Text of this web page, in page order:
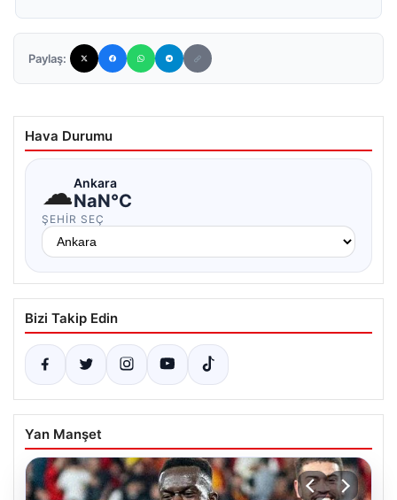
Paylaş:
Hava Durumu
☁Ankara
NaN°C
ŞEHIR SEÇ
Bizi Takip Edin
Yan Manşet